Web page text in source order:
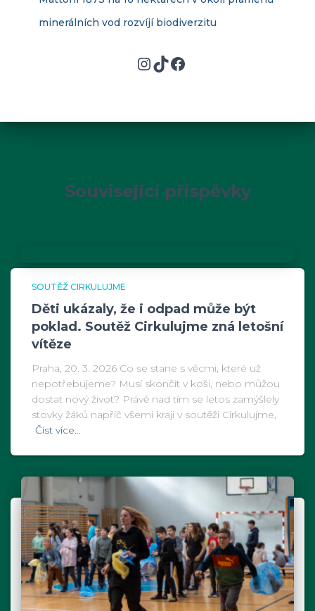
minerálních vod rozvíjí biodiverzitu
InstagramTikTok Facebook
Související příspěvky
SOUTĚŽ CIRKULUJME
Děti ukázaly, že i odpad může být
poklad. Soutěž Cirkulujme zná letošní
vítěze
Praha, 20. 3. 2026 Co se stane s věcmi, které už
nepotřebujeme? Musí skončit v koši, nebo můžou
dostat nový život? Právě nad tím se letos zamýšlely
stovky žáků napříč všemi kraji v soutěži Cirkulujme,
Číst více…